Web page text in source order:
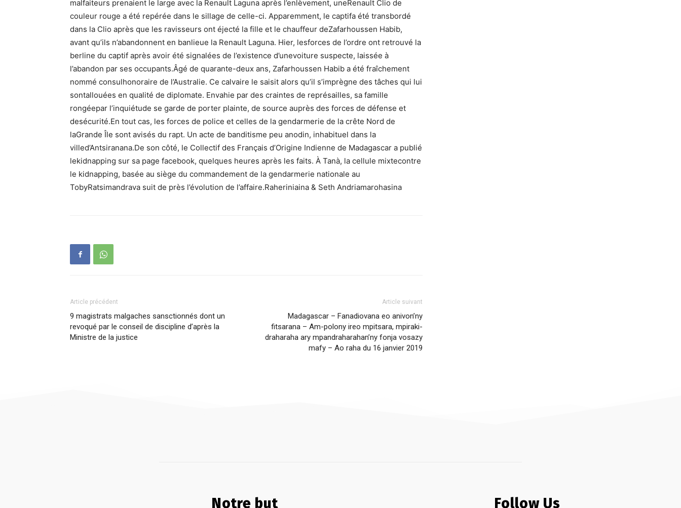
malfaiteurs prenaient le large avec la Renault Laguna après l’enlèvement, uneRenault Clio de
couleur rouge a été repérée dans le sillage de celle-ci. Apparemment, le captifa été transbordé
dans la Clio après que les ravisseurs ont éjecté la fille et le chauffeur deZafarhoussen Habib,
avant qu’ils n’abandonnent en banlieue la Renault Laguna. Hier, lesforces de l’ordre ont retrouvé la
berline du captif après avoir été signalées de l’existence d’unevoiture suspecte, laissée à
l’abandon par ses occupants.Âgé de quarante-deux ans, Zafarhoussen Habib a été fraîchement
nommé consulhonoraire de l’Australie. Ce calvaire le saisit alors qu’il s’imprègne des tâches qui lui
sontallouées en qualité de diplomate. Envahie par des craintes de représailles, sa famille
rongéepar l’inquiétude se garde de porter plainte, de source auprès des forces de défense et
desécurité.En tout cas, les forces de police et celles de la gendarmerie de la crête Nord de
laGrande Île sont avisés du rapt. Un acte de banditisme peu anodin, inhabituel dans la
villed’Antsiranana.De son côté, le Collectif des Français d’Origine Indienne de Madagascar a publié
lekidnapping sur sa page facebook, quelques heures après les faits. À Tanà, la cellule mixtecontre
le kidnapping, basée au siège du commandement de la gendarmerie nationale au
TobyRatsimandrava suit de près l’évolution de l’affaire.Raheriniaina & Seth Andriamarohasina
Article précédent
9 magistrats malgaches sansctionnés dont un
revoqué par le conseil de discipline d’après la
Ministre de la justice
Article suivant
Madagascar – Fanadiovana eo anivon’ny
fitsarana – Am-polony ireo mpitsara, mpiraki-
draharaha ary mpandraharahan’ny fonja vosazy
mafy – Ao raha du 16 janvier 2019
Notre but Follow Us